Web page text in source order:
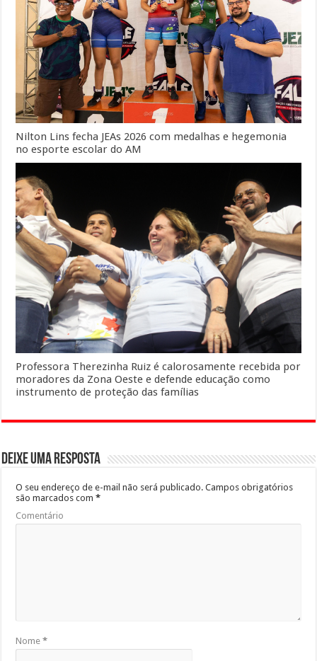
Nilton Lins fecha JEAs 2026 com medalhas e hegemonia
no esporte escolar do AM
Professora Therezinha Ruiz é calorosamente recebida por
moradores da Zona Oeste e defende educação como
instrumento de proteção das famílias
Deixe uma resposta
O seu endereço de e-mail não será publicado. Campos obrigatórios
são marcados com*
Comentário
Nome*